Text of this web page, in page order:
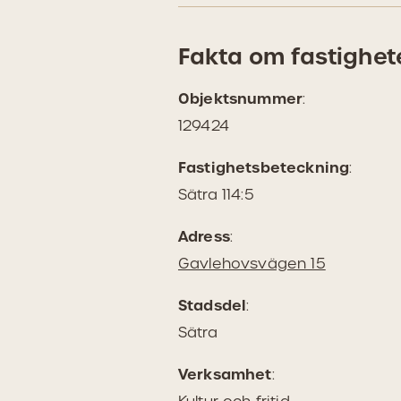
Fakta om
Objektsnummer:
129424
Fastighetsbeteckning:
Sätra 114:5
Adress:
Gavlehovsvägen 15(Öppnas
Stadsdel:
Sätra
Verksamhet: